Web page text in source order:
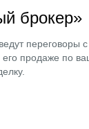
брокер»
переговоры с
продаже по